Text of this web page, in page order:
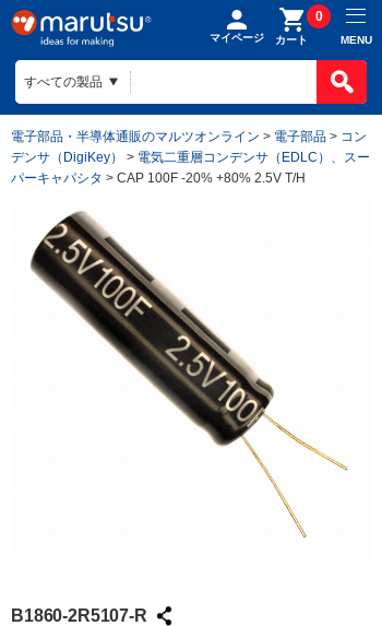
マイページ カート
0
MENU
電子部品・半導体通販のマルツオンライン > 電子部品 > コン
デンサ（DigiKey）
> 電気二重層コンデンサ（EDLC）、スー
パーキャパシタ > CAP 100F -20% +80% 2.5V T/H
B1860-2R5107-R